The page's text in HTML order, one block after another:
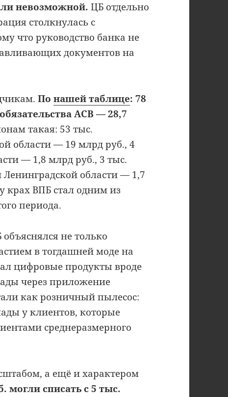
невозможной. ЦБ отдельно
столкнулась с
что руководство банка не
документов на
Понашей таблице: 78
АСВ — 28,7
такая: 53 тыс.
области — 19 млрд руб., 4
— 1,8 млрд руб., 3 тыс.
области — 1,7
крах ВПБ стал одним из
периода.
не только
в тогдашней моде на
цифровые продукты вроде
через приложение
как розничный пылесос:
у клиентов, которые
среднеразмерного
а ещё и характером
могли списать с 5 тыс.